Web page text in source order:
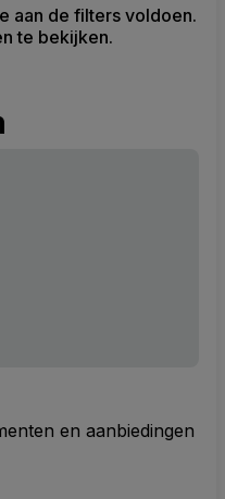
aan de filters voldoen.
te bekijken.
en aanbiedingen